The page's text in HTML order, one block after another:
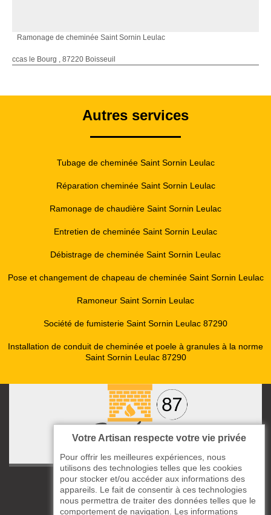
Ramonage de cheminée Saint Sornin Leulac
ccas le Bourg , 87220 Boisseuil
Autres services
Tubage de cheminée Saint Sornin Leulac
Réparation cheminée Saint Sornin Leulac
Ramonage de chaudière Saint Sornin Leulac
Entretien de cheminée Saint Sornin Leulac
Débistrage de cheminée Saint Sornin Leulac
Pose et changement de chapeau de cheminée Saint Sornin Leulac
Ramoneur Saint Sornin Leulac
Société de fumisterie Saint Sornin Leulac 87290
Installation de conduit de cheminée et poele à granules à la norme
Saint Sornin Leulac 87290
ccas le Bourg
87220 Boisseuil
Votre Artisan respecte votre vie privée
Pour offrir les meilleures expériences, nous
utilisons des technologies telles que les cookies
pour stocker et/ou accéder aux informations des
appareils. Le fait de consentir à ces technologies
nous permettra de traiter des données telles que le
comportement de navigation. Les informations